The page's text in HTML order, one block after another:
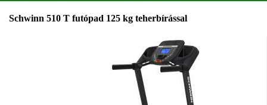
Schwinn 510 T futópad 125 kg teherbírással